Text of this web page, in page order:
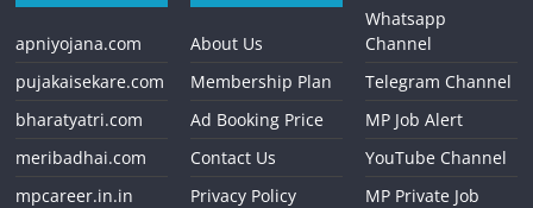
apniyojana.com
pujakaisekare.com
bharatyatri.com
meribadhai.com
mpcareer.in.in
About Us
Membership Plan
Ad Booking Price
Contact Us
Privacy Policy
Whatsapp
Channel
Telegram Channel
MP Job Alert
YouTube Channel
MP Private Job